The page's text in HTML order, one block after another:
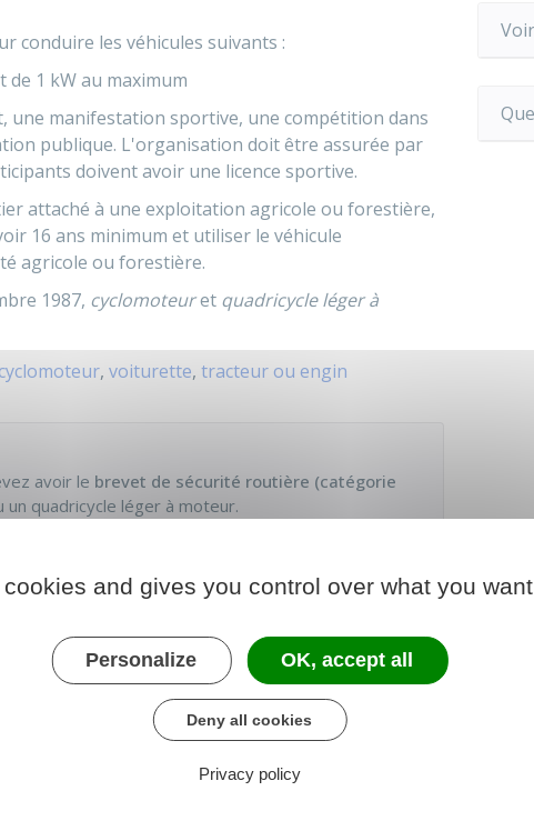
conduire les véhicules suivants :
de 1 kWau maximum
une manifestation sportive, une compétition dans
publique. L'organisation doit être assurée par
doivent avoir une licence sportive.
attaché à une exploitation agricole ou forestière,
16 ans minimum et utiliser le véhicule
agricole ou forestière.
1987, cyclomoteuret quadricycle léger à
, voiturette, tracteur ou engin
avoir le brevet de sécurité routière (catégorie
quadricycle léger à moteur.
and gives you control over what you
Personalize OK, accept all
Deny all cookies
Privacy policy